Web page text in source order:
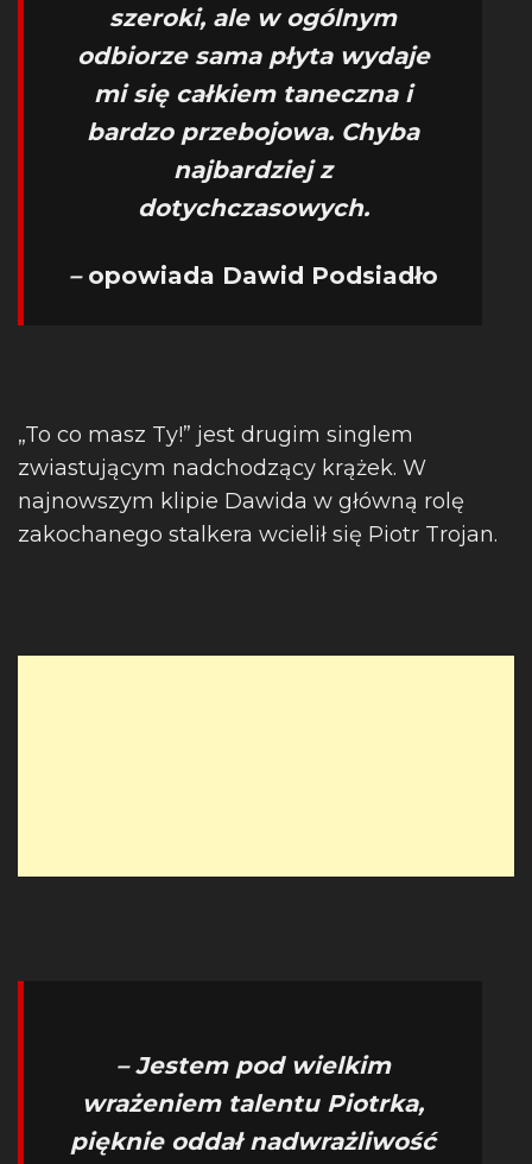
szeroki, ale w ogólnym
odbiorze sama płyta wydaje
mi się całkiem taneczna i
bardzo przebojowa. Chyba
najbardziej z
dotychczasowych.
– opowiada Dawid Podsiadło
„To co masz Ty!” jest drugim singlem
zwiastującym nadchodzący krążek. W
najnowszym klipie Dawida w główną rolę
zakochanego stalkera wcielił się Piotr Trojan.
– Jestem pod wielkim
wrażeniem talentu Piotrka,
pięknie oddał nadwrażliwość